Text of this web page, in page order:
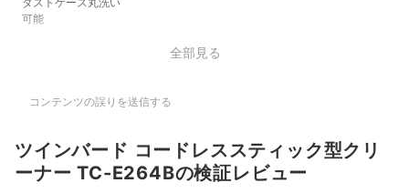
可能
全部見る
コンテンツの誤りを送信する
ツインバード コードレススティック型クリ
ーナー TC-E264Bの検証レビュー